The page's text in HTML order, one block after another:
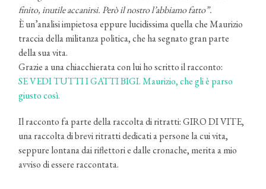
finito, inutile accanirsi. Però il nostro l’abbiamo fatto”.
È un’analisi impietosa eppure lucidissima quella che Maurizio
traccia della militanza politica, che ha segnato gran parte
della sua vita.
Grazie a una chiacchierata con lui ho scritto il racconto:
SE VEDI TUTTI I GATTI BIGI. Maurizio, che gli è parso
giusto così.
Il racconto fa parte della raccolta di ritratti: GIRO DI VITE,
una raccolta di brevi ritratti dedicati a persone la cui vita,
seppure lontana dai riflettori e dalle cronache, merita a mio
avviso di essere raccontata.